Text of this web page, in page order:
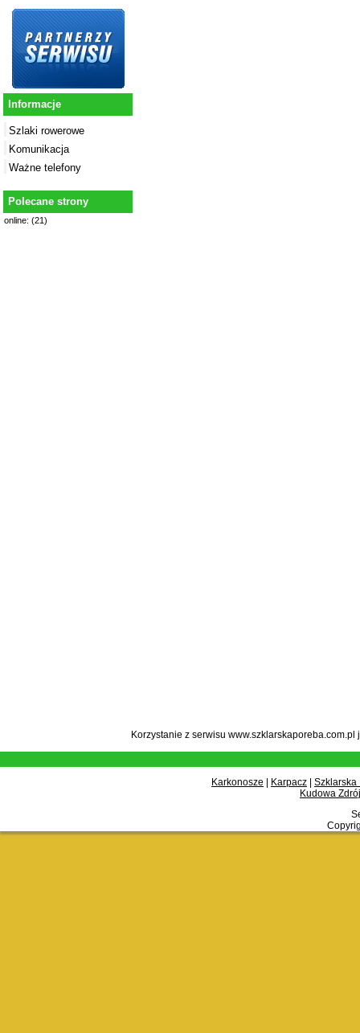
Informacje
Szlaki rowerowe
Komunikacja
Ważne telefony
Polecane strony
online: (21)
Korzystanie z serwisu
Karkonosze Karpacz
Szklarska
Kudowa